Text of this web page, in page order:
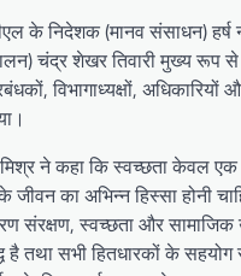
के निदेशक (मानव संसाधन) हर्ष
चंद्र शेखर तिवारी मुख्य रूप
विभागाध्यक्षों, अधिकारियों
ने कहा कि स्वच्छता केवल एक
का अभिन्न हिस्सा होनी
संरक्षण, स्वच्छता और सामाजिक
है तथा सभी हितधारकों के